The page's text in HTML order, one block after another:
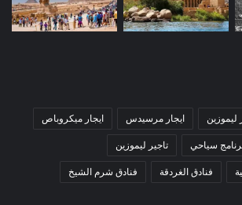
ليموزين ايجار مرسيدس ايجار ميكروباص
سياحي تاجير ليموزين
فنادق الغردقة فنادق شرم الشيخ